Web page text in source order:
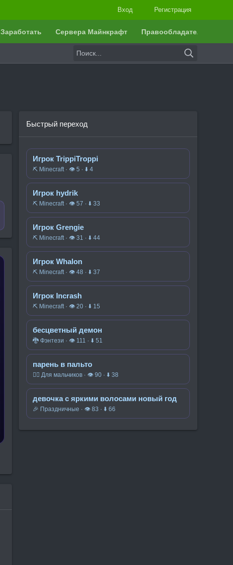
Вход Регистрация
Заработать Сервера Майнкрафт Правообладателям
Быстрый переход
Игрок TrippiTroppi
⛏️ Minecraft · 👁 5 · ⬇ 4
Игрок hydrik
⛏️ Minecraft · 👁 57 · ⬇ 33
Игрок Grengie
⛏️ Minecraft · 👁 31 · ⬇ 44
Игрок Whalon
⛏️ Minecraft · 👁 48 · ⬇ 37
Игрок Incrash
⛏️ Minecraft · 👁 20 · ⬇ 15
бесцветный демон
🐉 Фэнтези · 👁 111 · ⬇ 51
парень в пальто
🧍‍♂️ Для мальчиков · 👁 90 · ⬇ 38
девочка с яркими волосами новый год
🎉 Праздничные · 👁 83 · ⬇ 66